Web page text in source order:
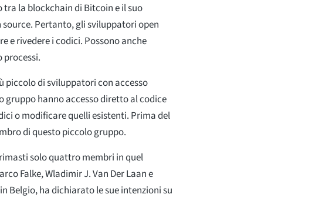
la blockchain di Bitcoin e il suo
Pertanto, gli sviluppatori open
e rivedere i codici. Possono anche
processi.
piccolo di sviluppatori con accesso
gruppo hanno accesso diretto al codice
o modificare quelli esistenti. Prima del
di questo piccolo gruppo.
solo quattro membri in quel
Falke, Wladimir J. Van Der Laan e
Belgio, ha dichiarato le sue intenzioni su